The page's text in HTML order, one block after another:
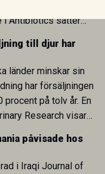
i Antibiotics sätter
sida vid
i EU:s One Health-
till djur har
länder minskar sin
har försäljningen
procent på tolv år. En
Research visar
som
påvisade hos
i Iraqi Journal of